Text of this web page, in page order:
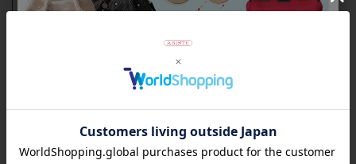
商品番号 1251102
返品について